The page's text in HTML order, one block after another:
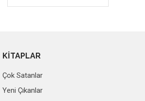
KİTAPLAR
Çok Satanlar
Yeni Çıkanlar